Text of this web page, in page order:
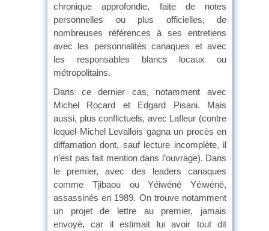
chronique approfondie, faite de notes
personnelles ou plus officielles, de
nombreuses références à ses entretiens
avec les personnalités canaques et avec
les responsables blancs locaux ou
métropolitains.
Dans ce dernier cas, notamment avec
Michel Rocard et Edgard Pisani. Mais
aussi, plus conflictuels, avec Lafleur (contre
lequel Michel Levallois gagna un procès en
diffamation dont, sauf lecture incomplète, il
n’est pas fait mention dans l’ouvrage). Dans
le premier, avec des leaders canaques
comme Tjibaou ou Yéiwéné Yéiwéné,
assassinés en 1989. On trouve notamment
un projet de lettre au premier, jamais
envoyé, car il estimait lui avoir tout dit